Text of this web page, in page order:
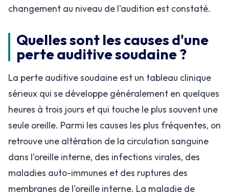
changement au niveau de l'audition est constaté.
Quelles sont les causes d'une
perte auditive soudaine ?
La perte auditive soudaine est un tableau clinique
sérieux qui se développe généralement en quelques
heures à trois jours et qui touche le plus souvent une
seule oreille. Parmi les causes les plus fréquentes, on
retrouve une altération de la circulation sanguine
dans l'oreille interne, des infections virales, des
maladies auto-immunes et des ruptures des
membranes de l'oreille interne. La maladie de